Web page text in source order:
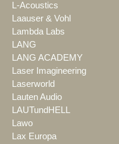
L-Acoustics
Laauser & Vohl
Lambda Labs
LANG
LANG ACADEMY
Laser Imagineering
Laserworld
Lauten Audio
LAUTundHELL
Lawo
Lax Europa